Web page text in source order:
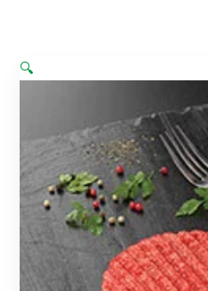
🔍